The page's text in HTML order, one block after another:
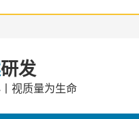
研发
视质量为生命